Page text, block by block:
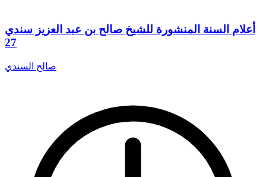
أعلام السنة المنشورة للشيخ صالح بن عبد العزيز سندي
27
صالح السندي